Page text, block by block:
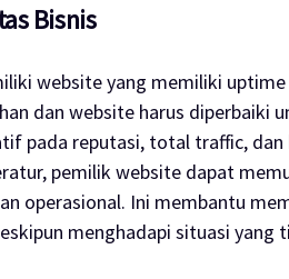
Bisnis
websiteyang memiliki uptime
dan website harus diperbaiki
pada reputasi, total traffic, dan
pemilik website dapat
operasional. Ini membantu
menghadapi situasi yang